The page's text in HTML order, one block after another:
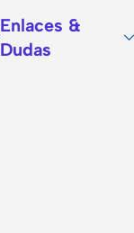
Enlaces &
Dudas